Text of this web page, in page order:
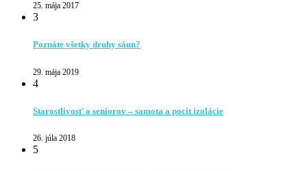
25. mája 2017
3
Poznáte všetky druhy sáun?
29. mája 2019
4
Starostlivosť o seniorov – samota a pocit izolácie
26. júla 2018
5